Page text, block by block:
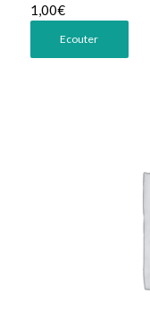
1,00€
Ecouter